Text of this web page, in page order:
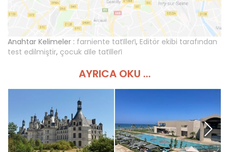
Anahtar Kelimeler : farniente tati̇lleri̇, Editör ekibi tarafından
test edilmiştir, çocuk ai̇le tati̇lleri̇
AYRICA OKU ...